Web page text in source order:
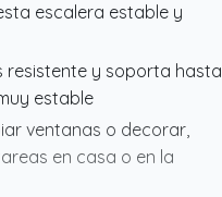
escalera estable y
resistente y soporta hasta
estable
ventanas o decorar,
en casa o en la